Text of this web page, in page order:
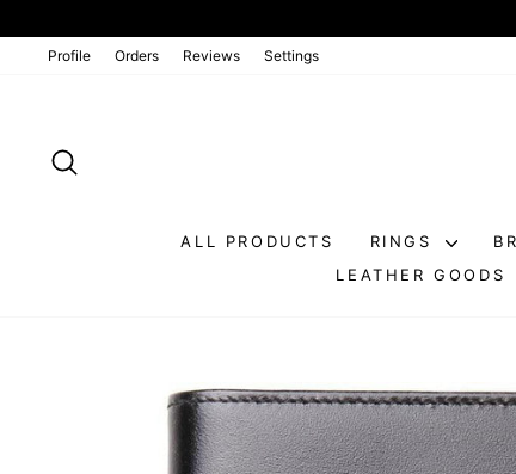
to
Profile Orders Reviews Settings
ALL PRODUCTS RINGS
LEATHER GOODS